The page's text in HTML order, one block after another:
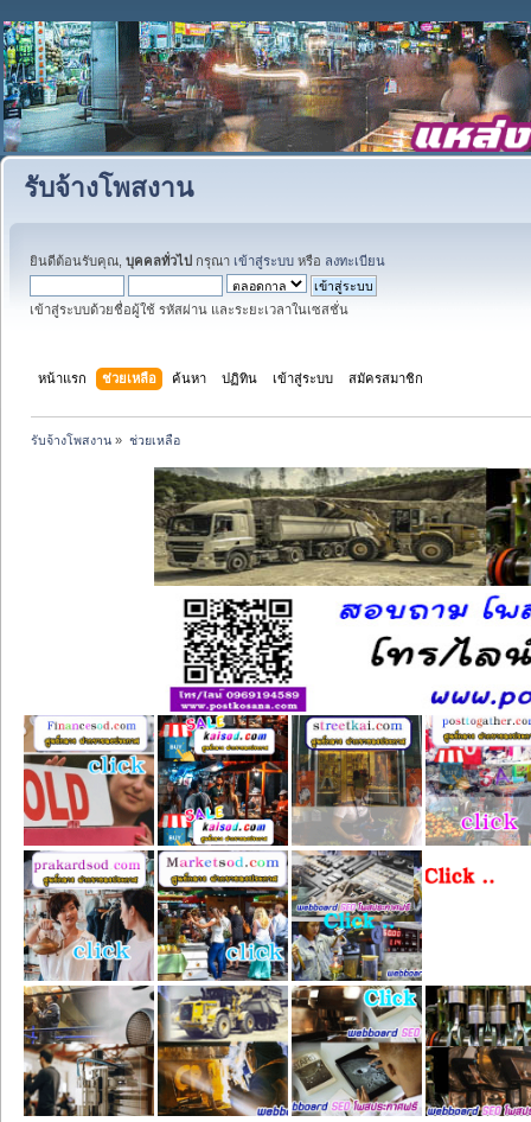
รับจ้างโพสงาน
ยินดีต้อนรับคุณ, บุคคลทั่วไป กรุณา เข้าสู่ระบบ หรือ ลงทะเบียน
เข้าสู่ระบบด้วยชื่อผู้ใช้ รหัสผ่าน และระยะเวลาในเซสชั่น
หน้าแรก ช่วยเหลือ ค้นหา ปฏิทิน เข้าสู่ระบบ สมัครสมาชิก
รับจ้างโพสงาน » ช่วยเหลือ